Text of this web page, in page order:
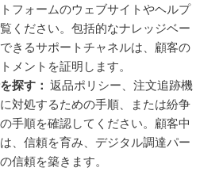
フォームのウェブサイトやヘルプ
ください。包括的なナレッジベー
きるサポートチャネルは、顧客の
メントを証明します。
探す： 返品ポリシー、注文追跡機
対処するための手順、または紛争
手順を確認してください。顧客中
、信頼を育み、デジタル調達パー
信頼を築きます。